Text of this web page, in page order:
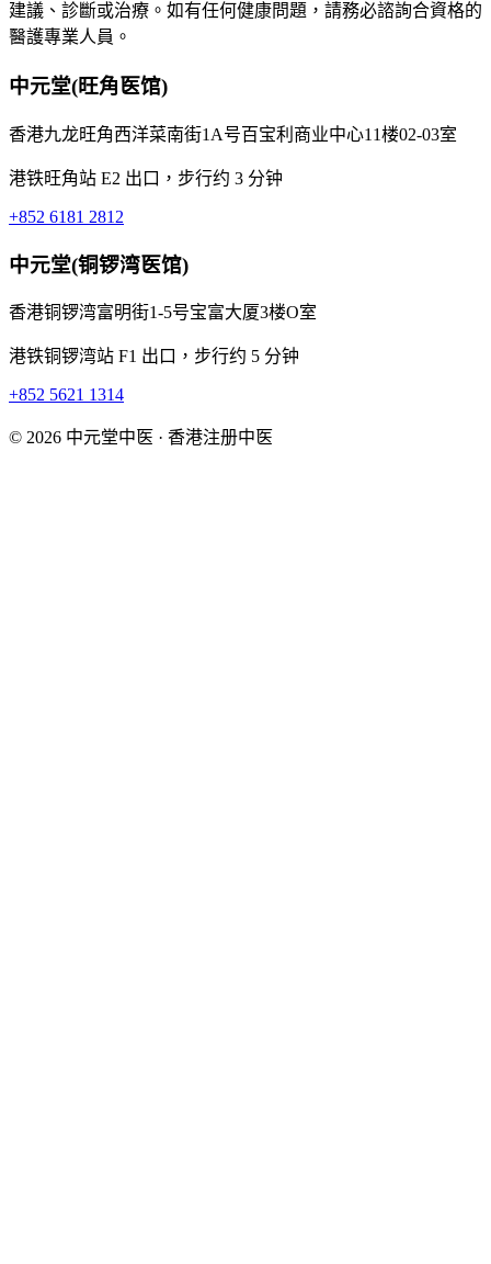
建議、診斷或治療。如有任何健康問題，請務必諮詢合資格的
醫護專業人員。
中元堂(旺角医馆)
香港九龙旺角西洋菜南街1A号百宝利商业中心11楼02-03室
港铁旺角站 E2 出口，步行约 3 分钟
+852 6181 2812
中元堂(铜锣湾医馆)
香港铜锣湾富明街1-5号宝富大厦3楼O室
港铁铜锣湾站 F1 出口，步行约 5 分钟
+852 5621 1314
© 2026 中元堂中医 · 香港注册中医